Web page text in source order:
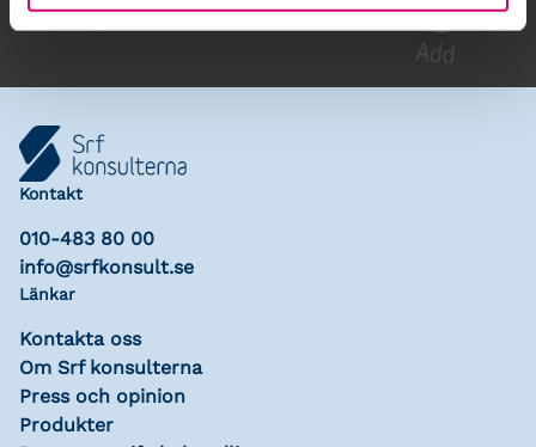
Kontakt
010-483 80 00
info@srfkonsult.se
Länkar
Kontakta oss
Om Srf konsulterna
Press och opinion
Produkter